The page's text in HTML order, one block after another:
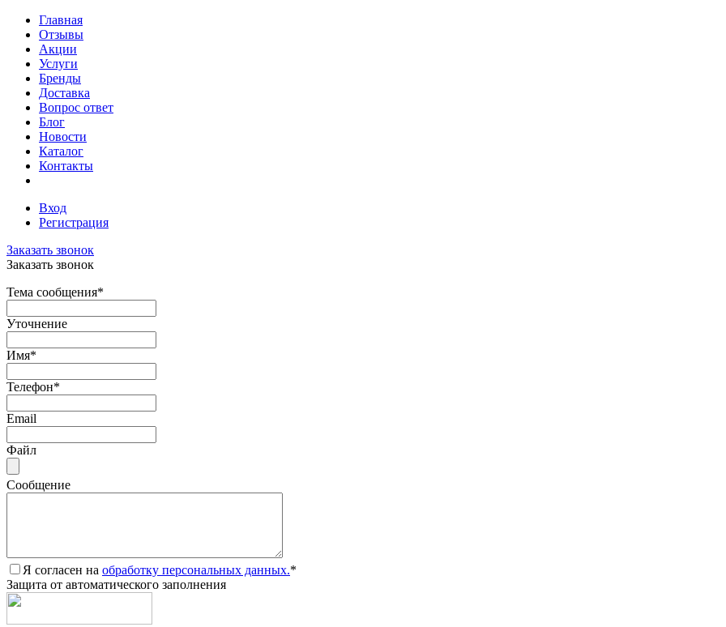
Главная
Отзывы
Акции
Услуги
Бренды
Доставка
Вопрос ответ
Блог
Новости
Каталог
Контакты
Вход
Регистрация
Заказать звонок
Заказать звонок
Тема сообщения*
Уточнение
Имя*
Телефон*
Email
Файл
Сообщение
Я согласен на обработку персональных данных.*
Защита от автоматического заполнения